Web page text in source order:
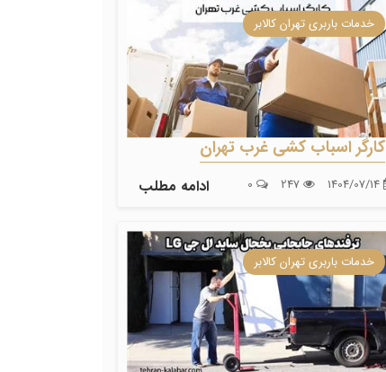
خدمات باربری تهران کالابر
کارگر اسباب کشی غرب تهران
ادامه مطلب
خدمات باربری تهران کالابر